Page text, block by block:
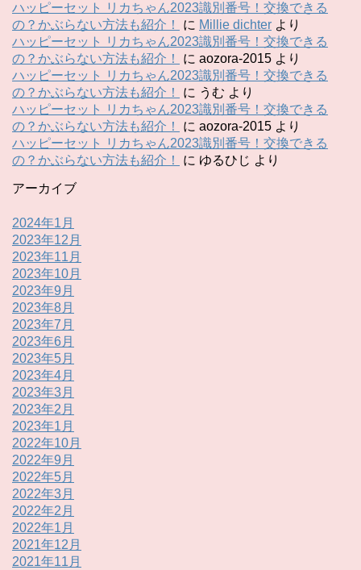
ハッピーセット リカちゃん2023識別番号！交換できる
の？かぶらない方法も紹介！
に Millie dichter より
ハッピーセット リカちゃん2023識別番号！交換できる
の？かぶらない方法も紹介！
に aozora-2015 より
ハッピーセット リカちゃん2023識別番号！交換できる
の？かぶらない方法も紹介！
に うむ より
ハッピーセット リカちゃん2023識別番号！交換できる
の？かぶらない方法も紹介！
に aozora-2015 より
ハッピーセット リカちゃん2023識別番号！交換できる
の？かぶらない方法も紹介！
に ゆるひじ より
アーカイブ
2024年1月
2023年12月
2023年11月
2023年10月
2023年9月
2023年8月
2023年7月
2023年6月
2023年5月
2023年4月
2023年3月
2023年2月
2023年1月
2022年10月
2022年9月
2022年5月
2022年3月
2022年2月
2022年1月
2021年12月
2021年11月